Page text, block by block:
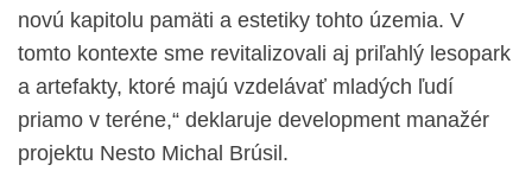
novú kapitolu pamäti a estetiky tohto územia. V
tomto kontexte sme revitalizovali aj priľahlý lesopark
a artefakty, ktoré majú vzdelávať mladých ľudí
priamo v teréne,“ deklaruje development manažér
projektu Nesto Michal Brúsil.